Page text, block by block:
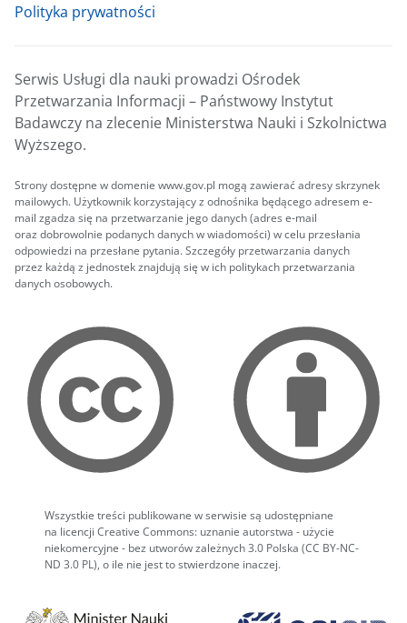
Polityka prywatności
Serwis Usługi dla nauki prowadzi Ośrodek
Przetwarzania Informacji – Państwowy Instytut
Badawczy na zlecenie Ministerstwa Nauki i Szkolnictwa
Wyższego.
Strony dostępne w domenie www.gov.pl mogą zawierać adresy skrzynek
mailowych. Użytkownik korzystający z odnośnika będącego adresem e-
mail zgadza się na przetwarzanie jego danych (adres e-mail
oraz dobrowolnie podanych danych w wiadomości) w celu przesłania
odpowiedzi na przesłane pytania. Szczegóły przetwarzania danych
przez każdą z jednostek znajdują się w ich politykach przetwarzania
danych osobowych.
Wszystkie treści publikowane w serwisie są udostępniane
na licencji Creative Commons: uznanie autorstwa - użycie
niekomercyjne - bez utworów zależnych 3.0 Polska (CC BY-NC-
ND 3.0 PL), o ile nie jest to stwierdzone inaczej.